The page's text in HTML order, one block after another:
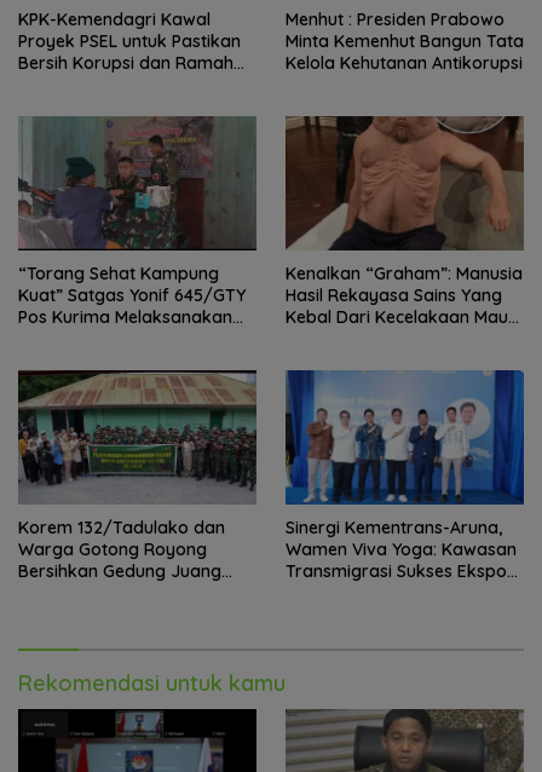
KPK-Kemendagri Kawal
Proyek PSEL untuk Pastikan
Bersih Korupsi dan Ramah
Menhut : Presiden Prabowo
Minta Kemenhut Bangun Tata
Kelola Kehutanan Antikorupsi
“Torang Sehat Kampung
Kuat” Satgas Yonif 645/GTY
Pos Kurima Melaksanakan
Kenalkan “Graham”: Manusia
Hasil Rekayasa Sains Yang
Kebal Dari Kecelakaan Maut
Korem 132/Tadulako dan
Warga Gotong Royong
Bersihkan Gedung Juang
Sinergi Kementrans-Aruna,
Wamen Viva Yoga: Kawasan
Transmigrasi Sukses Ekspor
Rekomendasi untuk kamu